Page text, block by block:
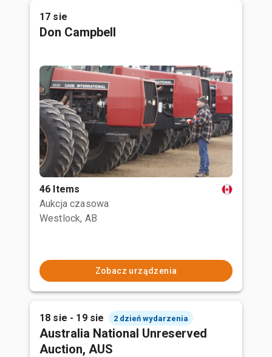
17 sie
Don Campbell
46 Items
Aukcja czasowa
Westlock, AB
Zobacz urządzenia
18 sie - 19 sie 2 dzień wydarzenia
Australia National Unreserved
Auction, AUS